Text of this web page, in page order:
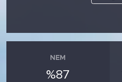
NEM
%87